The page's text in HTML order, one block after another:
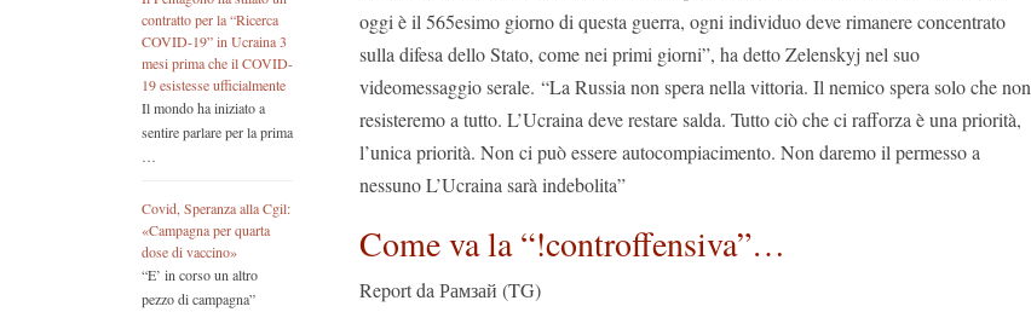
contratto per la “Ricerca
COVID-19” in Ucraina 3
mesi prima che il COVID-
19 esistesse ufficialmente
Il mondo ha iniziato a
sentire parlare per la prima
…
Covid, Speranza alla Cgil:
«Campagna per quarta
dose di vaccino»
“E’ in corso un altro
pezzo di campagna”
oggi è il 565esimo giorno di questa guerra, ogni individuo deve rimanere concentrato
sulla difesa dello Stato, come nei primi giorni”, ha detto Zelenskyj nel suo
videomessaggio serale. “La Russia non spera nella vittoria. Il nemico spera solo che non
resisteremo a tutto. L’Ucraina deve restare salda. Tutto ciò che ci rafforza è una priorità,
l’unica priorità. Non ci può essere autocompiacimento. Non daremo il permesso a
nessuno L’Ucraina sarà indebolita”
Come va la “!controffensiva”…
Report da Рамзай (TG)